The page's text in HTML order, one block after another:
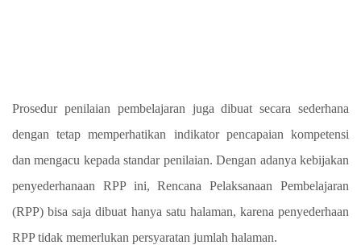
Prosedur penilaian pembelajaran juga dibuat secara sederhana
dengan tetap memperhatikan indikator pencapaian kompetensi
dan mengacu kepada standar penilaian. Dengan adanya kebijakan
penyederhanaan RPP ini, Rencana Pelaksanaan Pembelajaran
(RPP) bisa saja dibuat hanya satu halaman, karena penyederhaan
RPP tidak memerlukan persyaratan jumlah halaman.